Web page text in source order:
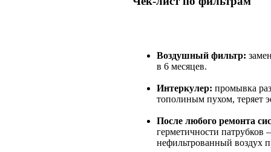
Воздушный фильтр:
в 6 месяцев.
Интеркулер: промывка
тополиным пухом, теряет
После любого ремонта
герметичности
нефильтрованный воздух